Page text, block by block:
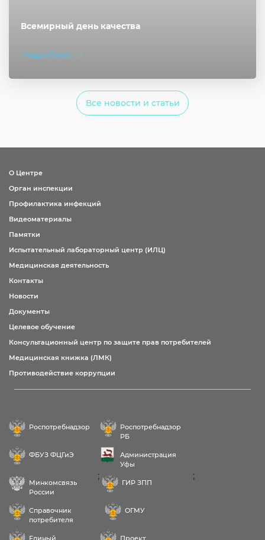
Всемирный день качества
Подробнее
Все новости и статьи
О Центре
Орган инспекции
Профилактика инфекций
Видеоматериалы
Памятки
Испытательный лабораторный центр (ИЛЦ)
Медицинская деятельность
Контакты
Новости
Документы
Целевое обучение
Консультационный центр по защите прав потребителей
Медицинская книжка (ЛМК)
Противодействие коррупции
Роспотребнадзор
Роспотребнадзор
РБ
ФБУЗ ФЦГиЭ
Администрация
Уфы
Минкомсвязь
России
;
ГИР ЗПП
;
Справочник
потребителя
ОГМУ
Единый Проект